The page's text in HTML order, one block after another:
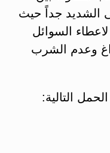
الشديد جداً حيث
السوائل
وعدم الشرب
التالية: